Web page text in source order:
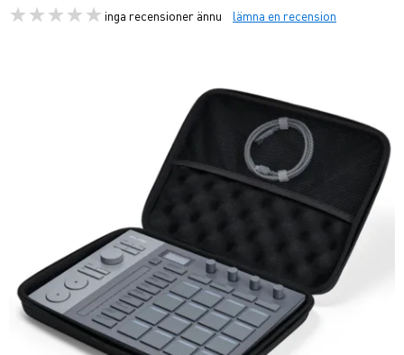
inga recensioner ännu lämna en recension